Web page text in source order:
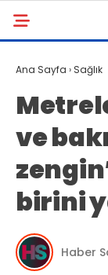
Ana Sayfa › Sağlık
ve
birini
Haber